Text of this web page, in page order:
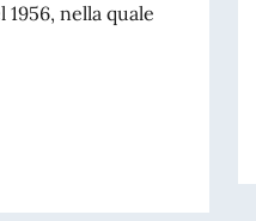
nella quale
del sacrificio del lavoro